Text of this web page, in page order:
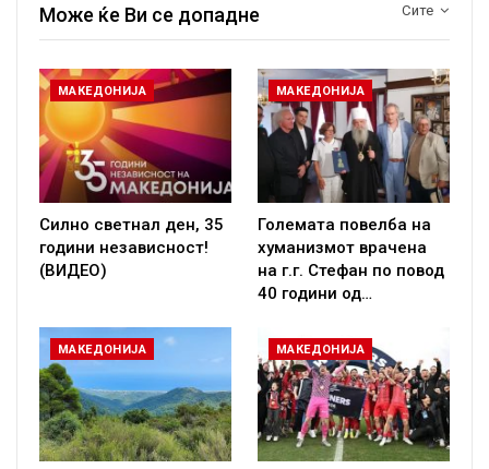
Сите
Може ќе Ви се допадне
МАКЕДОНИЈА
Силно светнал ден, 35
години независност!
(ВИДЕО)
МАКЕДОНИЈА
Големата повелба на
хуманизмот врачена
на г.г. Стефан по повод
40 години од…
МАКЕДОНИЈА МАКЕДОНИЈА